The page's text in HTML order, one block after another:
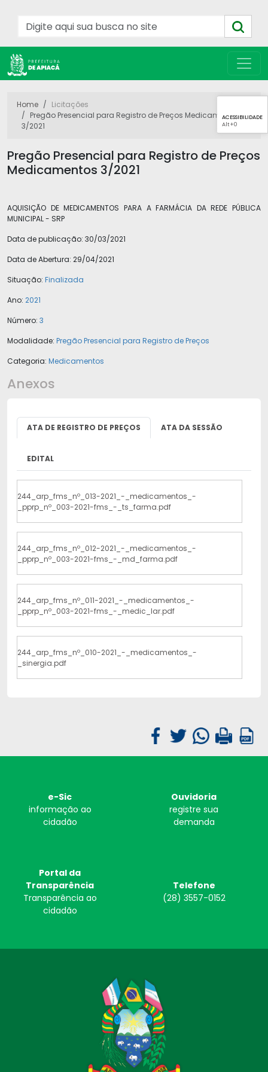
ACESSIBILIDADE
Alt+0
Home
Licitações
Pregão Presencial para Registro de Preços Medicamentos
3/2021
Pregão Presencial para Registro de Preços
Medicamentos 3/2021
AQUISIÇÃO DE MEDICAMENTOS PARA A FARMÁCIA DA REDE PÚBLICA
MUNICIPAL - SRP
Data de publicação: 30/03/2021
Data de Abertura: 29/04/2021
Situação: Finalizada
Ano: 2021
Número: 3
Modalidade: Pregão Presencial para Registro de Preços
Categoria: Medicamentos
Anexos
ATA DE REGISTRO DE PREÇOS ATA DA SESSÃO
EDITAL
244_arp_fms_nº_013-2021_-_medicamentos_-
_pprp_nº_003-2021-fms_-_ts_farma.pdf
244_arp_fms_nº_012-2021_-_medicamentos_-
_pprp_nº_003-2021-fms_-_md_farma.pdf
244_arp_fms_nº_011-2021_-_medicamentos_-
_pprp_nº_003-2021-fms_-_medic_lar.pdf
244_arp_fms_nº_010-2021_-_medicamentos_-
_sinergia.pdf
e-Sic
informação ao
cidadão
Ouvidoria
registre sua
demanda
Portal da
Transparência
Transparência ao
cidadão
Telefone
(28) 3557-0152